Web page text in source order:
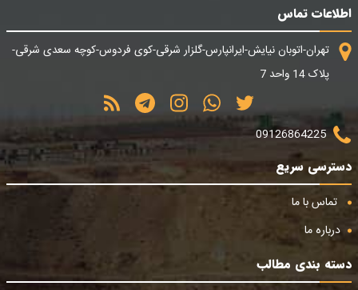
اطلاعات تماس
تهران-اتوبان نیایش-ایرانپارس-گلزار شرقی-کوی فردوس-کوچه سعدی شرقی-
پلاک 14 واحد 7
09126864225
دسترسی سریع
تماس با ما
درباره ما
دسته بندی مطالب